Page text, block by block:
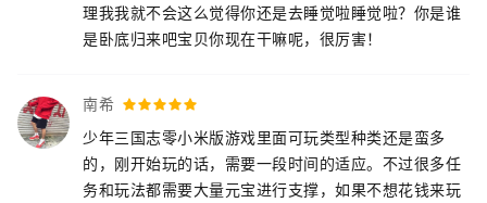
理我我就不会这么觉得你还是去睡觉啦睡觉啦？你是谁
是卧底归来吧宝贝你现在干嘛呢，很厉害！
南希
少年三国志零小米版游戏里面可玩类型种类还是蛮多
的，刚开始玩的话，需要一段时间的适应。不过很多任
务和玩法都需要大量元宝进行支撑，如果不想花钱来玩